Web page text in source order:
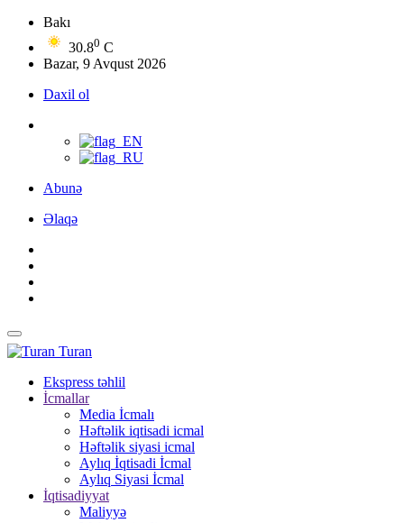
Bakı
30.80 C
Bazar, 9 Avqust 2026
Daxil ol
Abunə
Əlaqə
Turan
Ekspress təhlil
İcmallar
Media İcmalı
Həftəlik iqtisadi icmal
Həftəlik siyasi icmal
Aylıq İqtisadi İcmal
Aylıq Siyasi İcmal
İqtisadiyyat
Maliyyə